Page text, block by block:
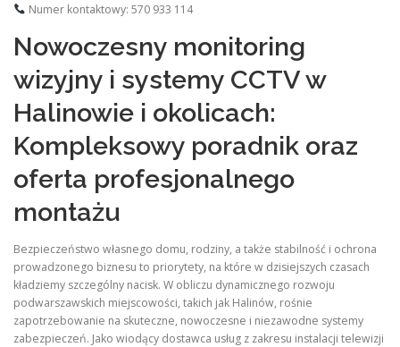
Numer kontaktowy: 570 933 114
Nowoczesny monitoring
wizyjny i systemy CCTV w
Halinowie i okolicach:
Kompleksowy poradnik oraz
oferta profesjonalnego
montażu
Bezpieczeństwo własnego domu, rodziny, a także stabilność i ochrona
prowadzonego biznesu to priorytety, na które w dzisiejszych czasach
kładziemy szczególny nacisk. W obliczu dynamicznego rozwoju
podwarszawskich miejscowości, takich jak Halinów, rośnie
zapotrzebowanie na skuteczne, nowoczesne i niezawodne systemy
zabezpieczeń. Jako wiodący dostawca usług z zakresu instalacji telewizji